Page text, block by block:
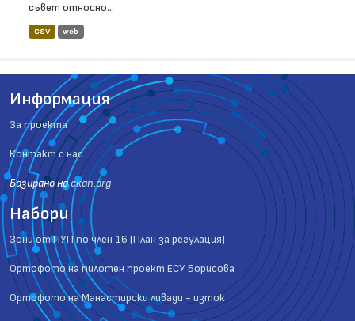
съвет относно...
CSV web
Информация
За проекта
Контакт с нас
Базиранo наckan.org
Набори
Зони от ПУП по член 16 (План за регулация)
Ортофото на пилотен проект ЕСУ Борисова
Ортофото на Манастирски ливади - изток